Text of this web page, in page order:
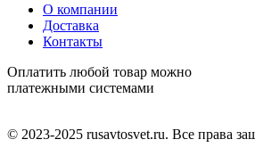
О компании
Доставка
Контакты
Оплатить любой товар можно
платежными системами
© 2023-2025 rusavtosvet.ru. Все права